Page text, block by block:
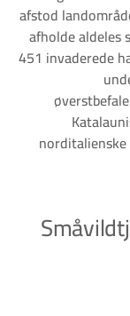
afstod
afholde
451 invaderede